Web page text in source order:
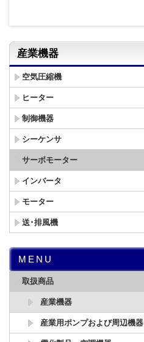
産業機器
空気圧縮機
ヒーター
制御機器
シーケンサ
サーボモーター
インバータ
モーター
送･排風機
MENU
取扱商品
産業機器
産業用ポンプおよび周辺機器